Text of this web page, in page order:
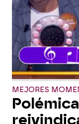
MEJORES